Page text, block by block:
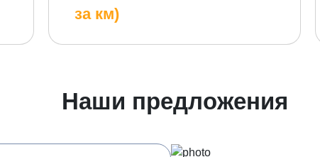
за км)
Наши предложения